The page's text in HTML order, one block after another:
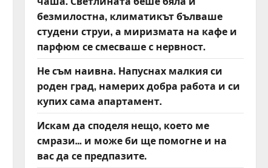
безмилостна, климатикът бълваше
студени струи, а миризмата на кафе и
парфюм се смесваше с нервност.
Не съм наивна. Напуснах малкия си
роден град, намерих добра работа и си
купих сама апартамент.
Искам да споделя нещо, което ме
смрази… и може би ще помогне и на
вас да се предпазите.